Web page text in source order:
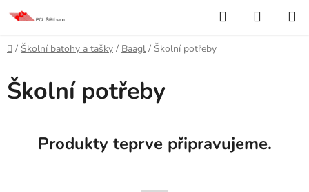
Přejít
obsah
Hledat
KOŠÍK
Domů
/ Školní batohy a tašky / Baagl / Školní potřeby
Školní potřeby
Produkty teprve připravujeme.